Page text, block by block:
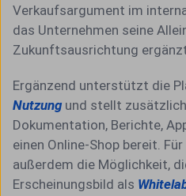
Verkaufsargument im
das Unternehmen seine
Zukunftsausrichtung
Ergänzend unterstützt die
Nutzungund stellt
Dokumentation, Berichte,
einen Online-Shop bereit.
außerdem die Möglichkeit,
Erscheinungsbild als